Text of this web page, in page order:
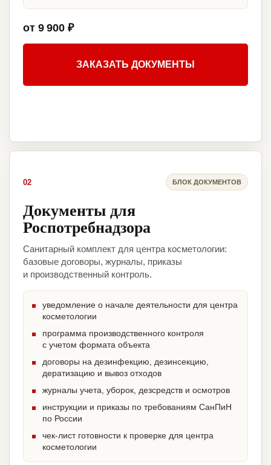
от 9 900 ₽
ЗАКАЗАТЬ ДОКУМЕНТЫ
02 БЛОК ДОКУМЕНТОВ
Документы для
Роспотребнадзора
Санитарный комплект для центра косметологии:
базовые договоры, журналы, приказы
и производственный контроль.
уведомление о начале деятельности для центра
косметологии
программа производственного контроля
с учетом формата объекта
договоры на дезинфекцию, дезинсекцию,
дератизацию и вывоз отходов
журналы учета, уборок, дезсредств и осмотров
инструкции и приказы по требованиям СанПиН
по России
чек-лист готовности к проверке для центра
косметологии